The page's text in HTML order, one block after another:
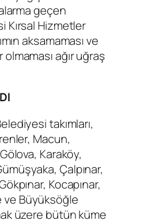
geçen
Kırsal Hizmetler
aksamaması ve
ağır uğraş
takımları,
Macun,
Karaköy,
Çalpınar,
Kocapınar,
ve Büyüksöğle
üzere bütün küme